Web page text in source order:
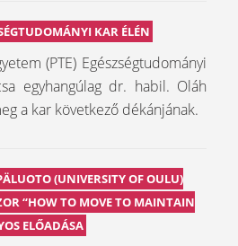
KAR ÉLÉN
(PTE) Egészségtudományi
egyhangúlag dr. habil. Oláh
a kar következő dékánjának.
(UNIVERSITY OF OULU)
“HOW TO MOVE TO MAINTAIN
ELŐADÁSA